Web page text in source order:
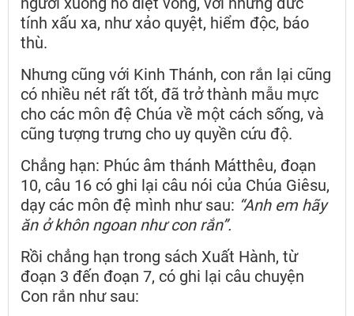
tính xấu xa, như xảo quyệt, hiểm độc, báo
thù.
Nhưng cũng với Kinh Thánh, con rắn lại cũng
có nhiều nét rất tốt, đã trở thành mẫu mực
cho các môn đệ Chúa về một cách sống, và
cũng tượng trưng cho uy quyền cứu độ.
Chẳng hạn: Phúc âm thánh Mátthêu, đoạn
10, câu 16 có ghi lại câu nói của Chúa Giêsu,
dạy các môn đệ mình như sau: “Anh em hãy
ăn ở khôn ngoan như con rắn”.
Rồi chẳng hạn trong sách Xuất Hành, từ
đoạn 3 đến đoạn 7, có ghi lại câu chuyện
Con rắn như sau: